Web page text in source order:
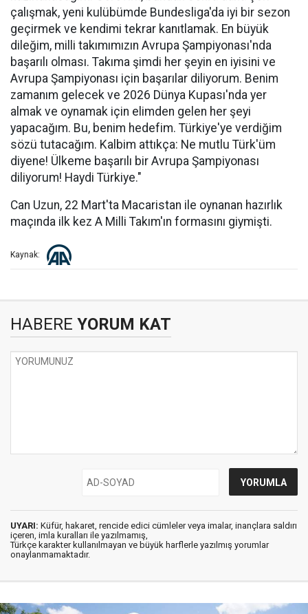
çalışmak, yeni kulübümde Bundesliga'da iyi bir sezon
geçirmek ve kendimi tekrar kanıtlamak. En büyük
dileğim, milli takımımızın Avrupa Şampiyonası'nda
başarılı olması. Takıma şimdi her şeyin en iyisini ve
Avrupa Şampiyonası için başarılar diliyorum. Benim
zamanım gelecek ve 2026 Dünya Kupası'nda yer
almak ve oynamak için elimden gelen her şeyi
yapacağım. Bu, benim hedefim. Türkiye'ye verdiğim
sözü tutacağım. Kalbim attıkça: Ne mutlu Türk'üm
diyene! Ülkeme başarılı bir Avrupa Şampiyonası
diliyorum! Haydi Türkiye."
Can Uzun, 22 Mart'ta Macaristan ile oynanan hazırlık
maçında ilk kez A Milli Takım'ın formasını giymişti.
Kaynak:
HABERE YORUM KAT
UYARI: Küfür, hakaret, rencide edici cümleler veya imalar, inançlara saldırı
içeren, imla kuralları ile yazılmamış,
Türkçe karakter kullanılmayan ve büyük harflerle yazılmış yorumlar
onaylanmamaktadır.